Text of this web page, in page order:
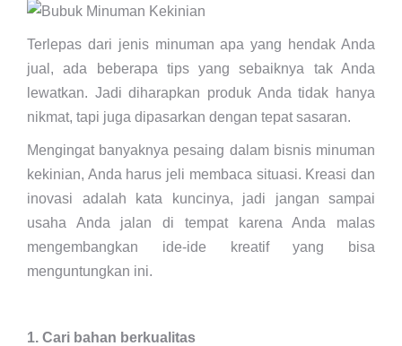
Terlepas dari jenis minuman apa yang hendak Anda
jual, ada beberapa tips yang sebaiknya tak Anda
lewatkan. Jadi diharapkan produk Anda tidak hanya
nikmat, tapi juga dipasarkan dengan tepat sasaran.
Mengingat banyaknya pesaing dalam bisnis minuman
kekinian, Anda harus jeli membaca situasi. Kreasi dan
inovasi adalah kata kuncinya, jadi jangan sampai
usaha Anda jalan di tempat karena Anda malas
mengembangkan ide-ide kreatif yang bisa
menguntungkan ini.
1. Cari bahan berkualitas